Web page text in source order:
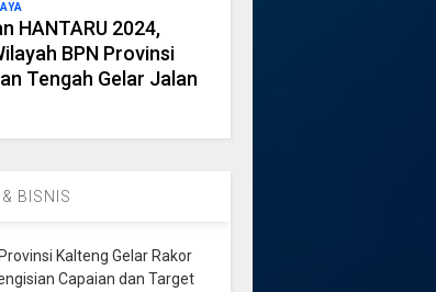
HANTARU 2024,
BPN Provinsi
Tengah Gelar Jalan
BISNIS
Kalteng Gelar Rakor
Capaian dan Target